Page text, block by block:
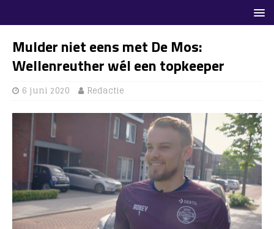
Mulder niet eens met De Mos:
Wellenreuther wél een topkeeper
6 juni 2020 Redactie